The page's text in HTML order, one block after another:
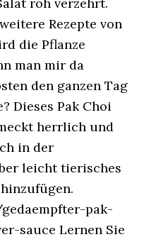
Rezepte von
die Pflanze
man mir da
den ganzen Tag
Dieses Pak Choi
herrlich und
in der
leicht tierisches
pak-
sauce Lernen Sie